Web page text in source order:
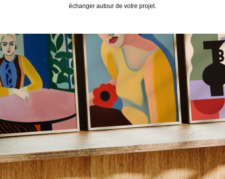
échanger autour de votre projet.